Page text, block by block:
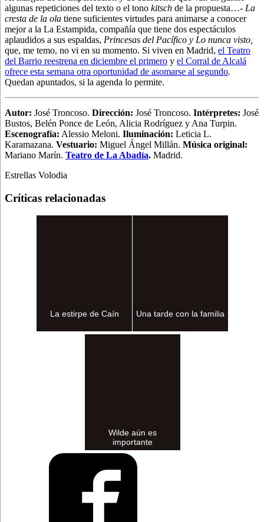
algunas repeticiones del texto o el tono kitsch de la propuesta…- La
cresta de la ola tiene suficientes virtudes para animarse a conocer
mejor a la La Estampida, compañía que tiene dos espectáculos
aplaudidos a sus espaldas, Princesas del Pacífico y Lo nunca visto,
que, me temo, no vi en su momento. Si viven en Madrid, el Teatro
del Barrio reestrena en diciembre el primero y el Corral de Alcalá
ofrece esta semana otra oportunidad de asomarse al segundo.
Quedan apuntados, si la agenda lo permite.
Autor: José Troncoso. Dirección: José Troncoso. Intérpretes: José
Bustos, Belén Ponce de León, Alicia Rodríguez y Ana Turpin.
Escenografía: Alessio Meloni. Iluminación: Leticia L.
Karamazana. Vestuario: Miguel Ángel Millán. Música original:
Mariano Marín. Teatro de La Abadía. Madrid.
Estrellas Volodia
Críticas relacionadas
La estirpe de Caín Una tarde con la familia
Wilde aún es
importante